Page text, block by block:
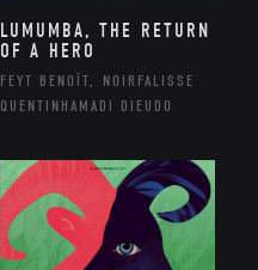
LUMUMBA, THE RETURN
OF A HERO
FEYT BENOÎT, NOIRFALISSE
QUENTINHAMADI DIEUDO